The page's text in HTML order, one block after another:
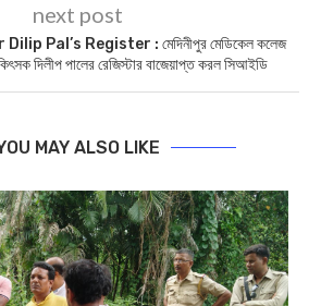
next post
Pal’s Register : মেদিনীপুর মেডিকেল কলেজ
দিলীপ পালের রেজিস্টার বাজেয়াপ্ত করল সিআইডি
MAY ALSO LIKE